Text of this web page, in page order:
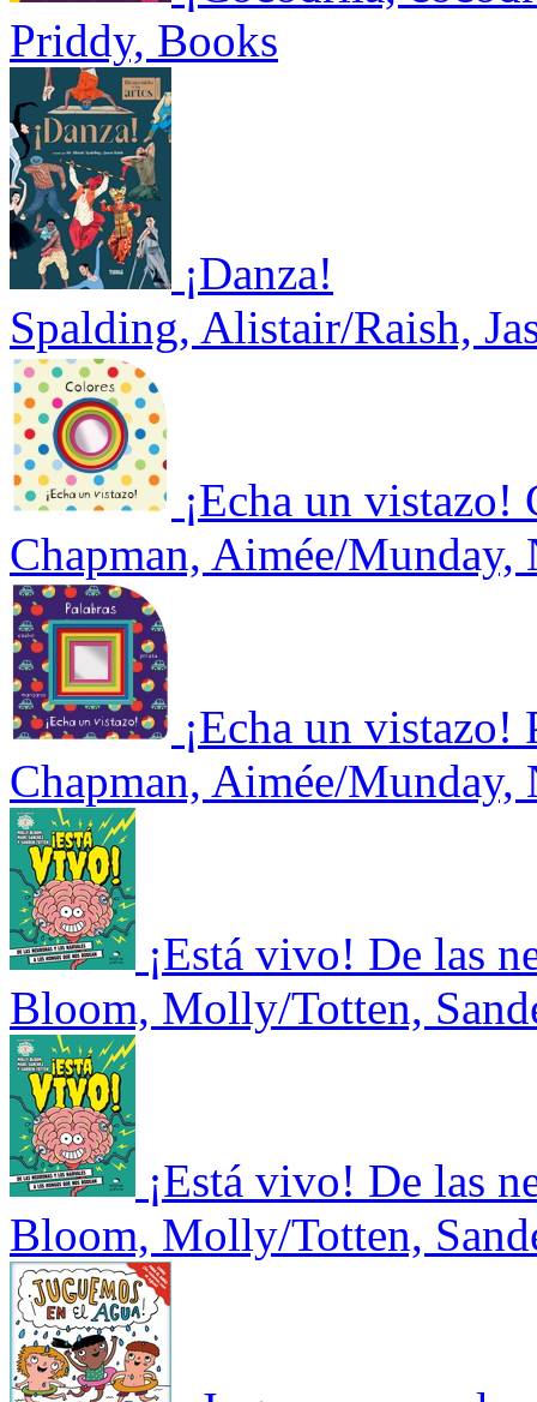
Priddy, Books
¡Danza!
Spalding, Alistair/Raish,
¡Echa un vistazo!
Chapman, Aimée/Munday,
¡Echa un vistazo!
Chapman, Aimée/Munday,
¡Está vivo! De las
Bloom, Molly/Totten,
¡Está vivo! De las
Bloom, Molly/Totten,